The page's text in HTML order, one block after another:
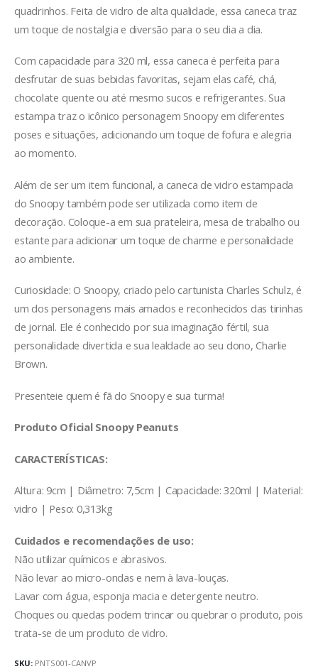
quadrinhos. Feita de vidro de alta qualidade, essa caneca traz
um toque de nostalgia e diversão para o seu dia a dia.
Com capacidade para 320 ml, essa caneca é perfeita para
desfrutar de suas bebidas favoritas, sejam elas café, chá,
chocolate quente ou até mesmo sucos e refrigerantes. Sua
estampa traz o icônico personagem Snoopy em diferentes
poses e situações, adicionando um toque de fofura e alegria
ao momento.
Além de ser um item funcional, a caneca de vidro estampada
do Snoopy também pode ser utilizada como item de
decoração. Coloque-a em sua prateleira, mesa de trabalho ou
estante para adicionar um toque de charme e personalidade
ao ambiente.
Curiosidade: O Snoopy, criado pelo cartunista Charles Schulz, é
um dos personagens mais amados e reconhecidos das tirinhas
de jornal. Ele é conhecido por sua imaginação fértil, sua
personalidade divertida e sua lealdade ao seu dono, Charlie
Brown.
Presenteie quem é fã do Snoopy e sua turma!
Produto Oficial Snoopy Peanuts
CARACTERÍSTICAS:
Altura: 9cm | Diâmetro: 7,5cm | Capacidade: 320ml | Material:
vidro | Peso: 0,313kg
Cuidados e recomendações de uso:
Não utilizar químicos e abrasivos.
Não levar ao micro-ondas e nem à lava-louças.
Lavar com água, esponja macia e detergente neutro.
Choques ou quedas podem trincar ou quebrar o produto, pois
trata-se de um produto de vidro.
SKU: PNTS001-CANVP